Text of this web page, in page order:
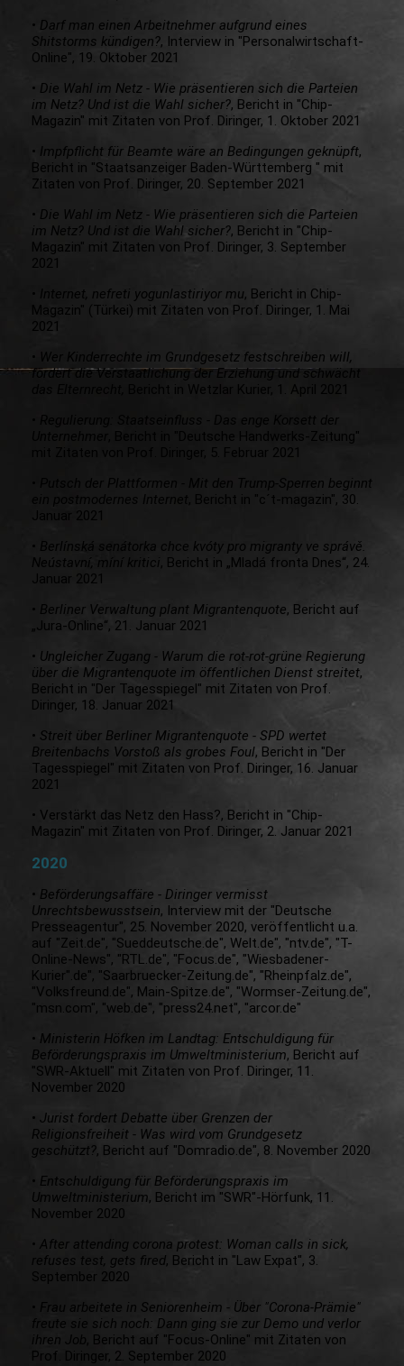
• Darf man einen Arbeitnehmer aufgrund eines
Shitstorms kündigen?, Interview in "Personalwirtschaft-
Online", 19. Oktober 2021
• Die Wahl im Netz - Wie präsentieren sich die Parteien
im Netz? Und ist die Wahl sicher?, Bericht in "Chip-
Magazin" mit Zitaten von Prof. Diringer, 1. Oktober 2021
• Impfpflicht für Beamte wäre an Bedingungen geknüpft,
Bericht in "Staatsanzeiger Baden-Württemberg " mit
Zitaten von Prof. Diringer, 20. September 2021
• Die Wahl im Netz - Wie präsentieren sich die Parteien
im Netz? Und ist die Wahl sicher?, Bericht in "Chip-
Magazin" mit Zitaten von Prof. Diringer, 3. September
2021
Internet, nefreti yogunlastiriyor mu, Bericht in Chip-
Magazin" (Türkei) mit Zitaten von Prof. Diringer, 1. Mai
2021
Wer Kinderrechte im Grundgesetz festschreiben will,
fördert die Verstaatlichung der Erziehung und schwächt
Bericht in Wetzlar Kurier, 1. April 2021
Regulierung: Staatseinfluss - Das enge Korsett der
, Bericht in "Deutsche Handwerks-Zeitung"
mit Zitaten von Prof. Diringer, 5. Februar 2021
Putsch der Plattformen - Mit den Trump-Sperren beginnt
ein postmodernes Internet
, Bericht in "c´t-magazin", 30.
•
Berlínská senátorka chce kvóty pro migranty ve správě.
Neústavní, míní kritici, Bericht in „Mladá fronta Dnes“, 24.
Januar 2021
• Berliner Verwaltung plant Migrantenquote, Bericht auf
„Jura-Online“, 21. Januar 2021
• Ungleicher Zugang - Warum die rot-rot-grüne Regierung
über die Migrantenquote im öffentlichen Dienst streitet,
Bericht in "Der Tagesspiegel" mit Zitaten von Prof.
Diringer, 18. Januar 2021
• Streit über Berliner Migrantenquote - SPD wertet
Breitenbachs Vorstoß als grobes Foul, Bericht in "Der
Tagesspiegel" mit Zitaten von Prof. Diringer, 16. Januar
2021
• Verstärkt das Netz den Hass?, Bericht in "Chip-
Magazin" mit Zitaten von Prof. Diringer, 2. Januar 2021
2020
• Beförderungsaffäre - Diringer vermisst
Unrechtsbewusstsein, Interview mit der "Deutsche
Presseagentur", 25. November 2020, veröffentlicht u.a.
auf "Zeit.de", "Sueddeutsche.de", Welt.de", "ntv.de", "T-
Online-News", "RTL.de", "Focus.de", "Wiesbadener-
Kurier".de", "Saarbruecker-Zeitung.de", "Rheinpfalz.de",
"Volksfreund.de", Main-Spitze.de", "Wormser-Zeitung.de",
"msn.com", "web.de", "press24.net", "arcor.de"
• Ministerin Höfken im Landtag: Entschuldigung für
Beförderungspraxis im Umweltministerium, Bericht auf
"SWR-Aktuell" mit Zitaten von Prof. Diringer, 11.
November 2020
• Jurist fordert Debatte über Grenzen der
Religionsfreiheit - Was wird vom Grundgesetz
geschützt?, Bericht auf "Domradio.de", 8. November 2020
• Entschuldigung für Beförderungspraxis im
Umweltministerium, Bericht im "SWR"-Hörfunk, 11.
November 2020
• After attending corona protest: Woman calls in sick,
refuses test, gets fired, Bericht in "Law Expat", 3.
September 2020
Frau arbeitete in Seniorenheim - Über "Corona-Prämie"
freute sie sich noch: Dann ging sie zur Demo und verlor
ihren Job
, Bericht auf "Focus-Online" mit Zitaten von
Prof. Diringer, 2. September 2020